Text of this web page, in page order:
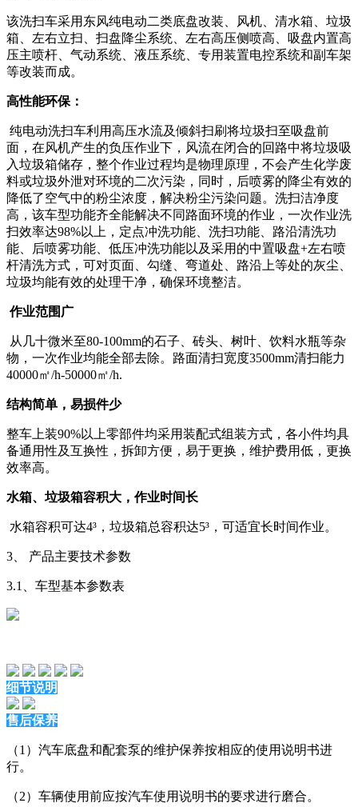
该洗扫车采用东风纯电动二类底盘改装、风机、清水箱、垃圾
箱、左右立扫、扫盘降尘系统、左右高压侧喷高、吸盘内置高
压主喷杆、气动系统、液压系统、专用装置电控系统和副车架
等改装而成。
高性能环保：
纯电动洗扫车利用高压水流及倾斜扫刷将垃圾扫至吸盘前
面，在风机产生的负压作业下，风流在闭合的回路中将垃圾吸
入垃圾箱储存，整个作业过程均是物理原理，不会产生化学废
料或垃圾外泄对环境的二次污染，同时，后喷雾的降尘有效的
降低了空气中的粉尘浓度，解决粉尘污染问题。洗扫洁净度
高，该车型功能齐全能解决不同路面环境的作业，一次作业洗
扫效率达98%以上，定点冲洗功能、洗扫功能、路沿清洗功
能、后喷雾功能、低压冲洗功能以及采用的中置吸盘+左右喷
杆清洗方式，可对页面、勾缝、弯道处、路沿上等处的灰尘、
垃圾均能有效的处理干净，确保环境整洁。
作业范围广
从几十微米至80-100mm的石子、砖头、树叶、饮料水瓶等杂
物，一次作业均能全部去除。路面清扫宽度3500mm清扫能力
40000㎡/h-50000㎡/h.
结构简单，易损件少
整车上装90%以上零部件均采用装配式组装方式，各小件均具
备通用性及互换性，拆卸方便，易于更换，维护费用低，更换
效率高。
水箱、垃圾箱容积大，作业时间长
水箱容积可达4³，垃圾箱总容积达5³，可适宜长时间作业。
3、 产品主要技术参数
3.1、车型基本参数表
细节说明
售后保养
（1）汽车底盘和配套泵的维护保养按相应的使用说明书进
行。
（2）车辆使用前应按汽车使用说明书的要求进行磨合。